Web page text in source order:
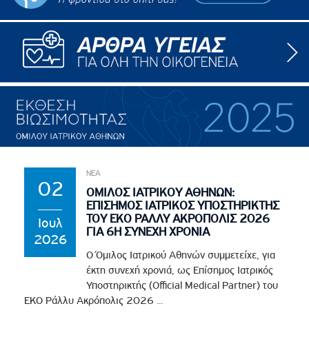
02
Ιουλ
2026
ΝΕΑ
ΟΜΙΛΟΣ ΙΑΤΡΙΚΟΥ ΑΘΗΝΩΝ:
ΕΠΙΣΗΜΟΣ ΙΑΤΡΙΚΟΣ ΥΠΟΣΤΗΡΙΚΤΗΣ
ΤΟΥ EKO ΡΑΛΛΥ ΑΚΡΟΠΟΛΙΣ 2026
ΓΙΑ 6Η ΣΥΝΕΧΗ ΧΡΟΝΙΑ
Ο Όμιλος Ιατρικού Αθηνών συμμετείχε, για
έκτη συνεχή χρονιά, ως Επίσημος Ιατρικός
Υποστηρικτής (Official Medical Partner) του
EKO Ράλλυ Ακρόπολις 2026 ...